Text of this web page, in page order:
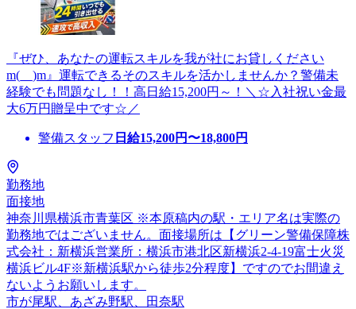
『ぜひ、あなたの運転スキルを我が社にお貸しください
m(__)m』運転できるそのスキルを活かしませんか？警備未
経験でも問題なし！！高日給15,200円～！＼☆入社祝い金最
大6万円贈呈中です☆／
警備スタッフ 日給15,200円〜18,800円
勤務地
面接地
神奈川県横浜市青葉区 ※本原稿内の駅・エリア名は実際の
勤務地ではございません。面接場所は【グリーン警備保障株
式会社：新横浜営業所：横浜市港北区新横浜2-4-19富士火災
横浜ビル4F※新横浜駅から徒歩2分程度】ですのでお間違え
ないようお願いします。
市が尾駅、あざみ野駅、田奈駅